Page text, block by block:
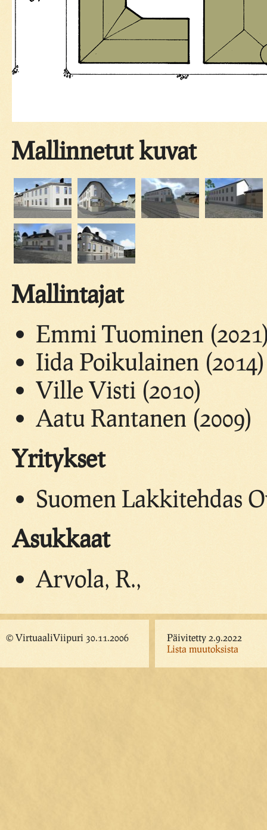
Mallinnetut kuvat
Mallintajat
Emmi Tuominen
Iida Poikulainen (2014)
Ville Visti (2010)
Aatu Rantanen (2009)
Yritykset
Suomen Lakkitehdas
Asukkaat
Arvola, R.,
© VirtuaaliViipuri 30.11.2006
Päivitetty 2.9.2022
Lista muutoksista